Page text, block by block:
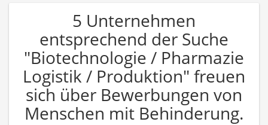
5 Unternehmen
entsprechend der Suche
"Biotechnologie / Pharmazie
Logistik / Produktion" freuen
sich über Bewerbungen von
Menschen mit Behinderung.